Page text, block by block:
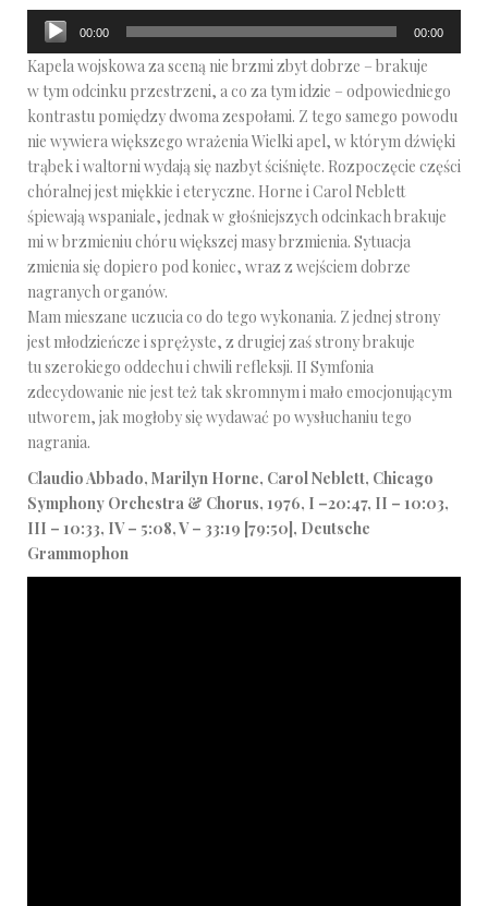
Odtwarzacz
plików
dźwiękowych
00:00 00:00
Kapela wojskowa za sceną nie brzmi zbyt dobrze – brakuje
w tym odcinku przestrzeni, a co za tym idzie – odpowiedniego
kontrastu pomiędzy dwoma zespołami. Z tego samego powodu
nie wywiera większego wrażenia Wielki apel, w którym dźwięki
trąbek i waltorni wydają się nazbyt ściśnięte. Rozpoczęcie części
chóralnej jest miękkie i eteryczne. Horne i Carol Neblett
śpiewają wspaniale, jednak w głośniejszych odcinkach brakuje
mi w brzmieniu chóru większej masy brzmienia. Sytuacja
zmienia się dopiero pod koniec, wraz z wejściem dobrze
nagranych organów.
Mam mieszane uczucia co do tego wykonania. Z jednej strony
jest młodzieńcze i sprężyste, z drugiej zaś strony brakuje
tu szerokiego oddechu i chwili refleksji. II Symfonia
zdecydowanie nie jest też tak skromnym i mało emocjonującym
utworem, jak mogłoby się wydawać po wysłuchaniu tego
nagrania.
Claudio Abbado, Marilyn Horne, Carol Neblett, Chicago
Symphony Orchestra & Chorus, 1976, I –20:47, II – 10:03,
III – 10:33, IV – 5:08, V – 33:19 [79:50], Deutsche
Grammophon